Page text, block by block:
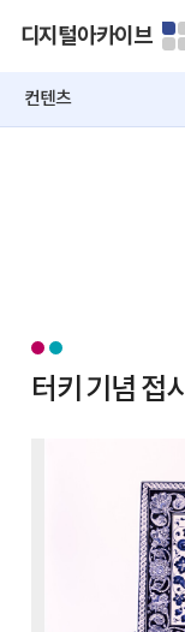
디지털아카이브
컨텐츠
터키 기념 접시